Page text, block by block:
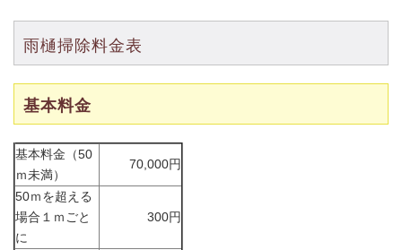
雨樋掃除料金表
基本料金
基本料金（50
ｍ未満）
70,000円
50ｍを超える
場合１ｍごと
に
300円